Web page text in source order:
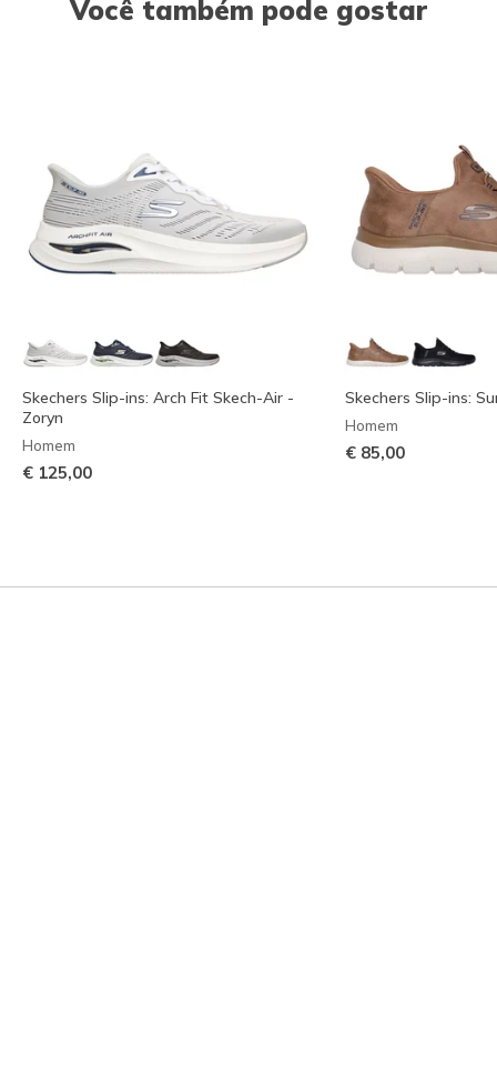
Você também pode gostar
Skechers Slip-ins: Arch Fit Skech-Air -
Zoryn
Homem
€ 125,00
Skechers Slip-ins:
Homem
€ 85,00